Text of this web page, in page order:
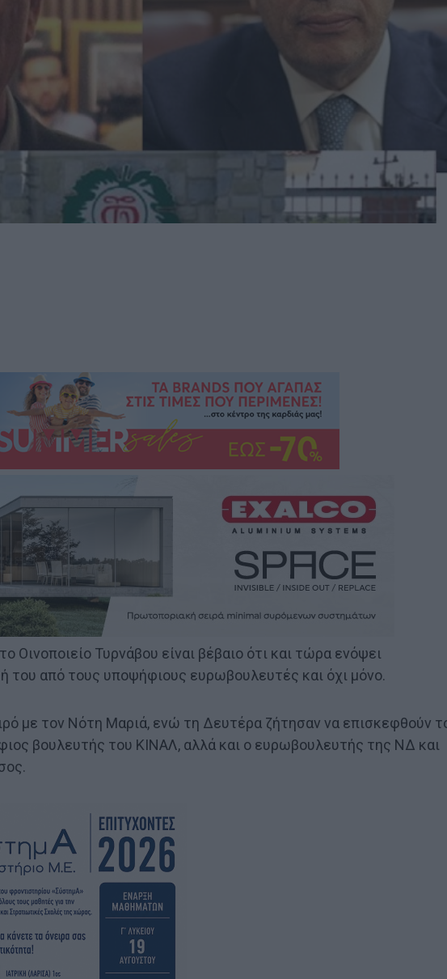
Οινοποιείο Τυρνάβου είναι βέβαιο ότι και τώρα ενόψει
του από τους υποψήφιους ευρωβουλευτές και όχι μόνο.
με τον Νότη Μαριά, ενώ τη Δευτέρα ζήτησαν να επισκεφθούν
βουλευτής του ΚΙΝΑΛ, αλλά και ο ευρωβουλευτής της ΝΔ και